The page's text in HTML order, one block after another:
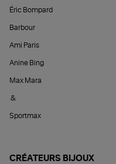
Éric Bompard
Barbour
Ami Paris
Anine Bing
Max Mara
&
Sportmax
CRÉATEURS BIJOUX